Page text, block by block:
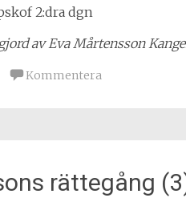
2:dra dgn
av Eva Mårtensson
Kommentera
rättegång